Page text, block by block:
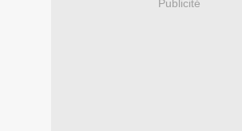
Publicité